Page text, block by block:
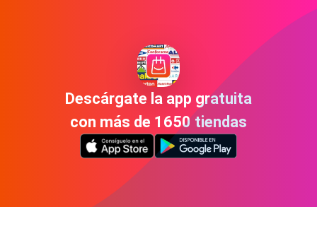
Descárgate la app gratuita
con más de 1650 tiendas